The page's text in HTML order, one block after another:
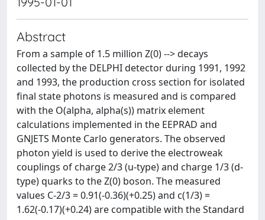
Abstract
From a sample of 1.5 million Z(0) -->decays
collected by the DELPHI detector during 1991, 1992
and 1993, the production cross section for isolated
final state photons is measured and is compared
with the O(alpha, alpha(s)) matrix element
calculations implemented in the EEPRAD and
GNJETS Monte Carlo generators. The observed
photon yield is used to derive the electroweak
couplings of charge 2/3 (u-type) and charge 1/3 (d-
type) quarks to the Z(0) boson. The measured
values C-2/3 = 0.91(-0.36)(+0.25) and c(1/3) =
1.62(-0.17)(+0.24) are compatible with the Standard